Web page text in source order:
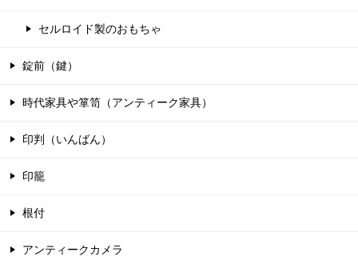
セルロイド製のおもちゃ
錠前（鍵）
時代家具や箪笥（アンティーク家具）
印判（いんばん）
印籠
根付
アンティークカメラ